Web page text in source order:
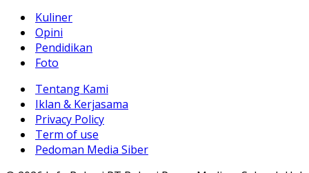
Kuliner
Opini
Pendidikan
Foto
Tentang Kami
Iklan & Kerjasama
Privacy Policy
Term of use
Pedoman Media Siber